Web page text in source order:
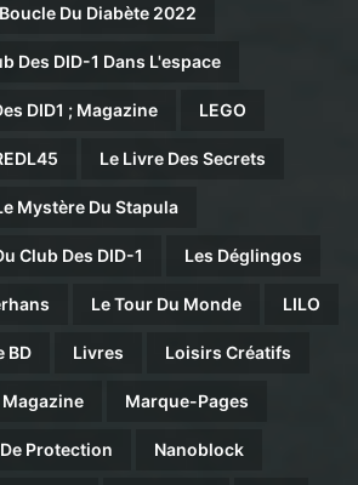
Du Diabète 2022
Des DID-1 Dans L'espace
DID1 ; Magazine LEGO
Le Livre Des Secrets
Mystère Du Stapula
Club Des DID-1 Les Déglingos
Le Tour Du Monde LILO
BD Livres Loisirs Créatifs
Magazine Marque-Pages
Protection Nanoblock